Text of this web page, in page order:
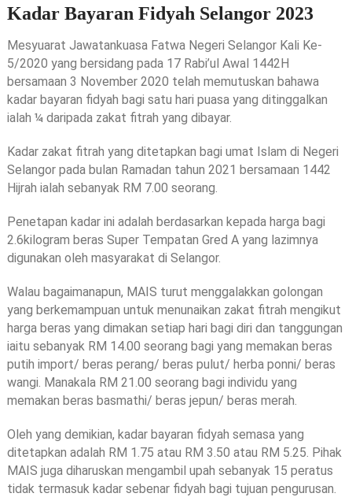
Kadar Bayaran Fidyah Selangor 2023
Mesyuarat Jawatankuasa Fatwa Negeri Selangor Kali Ke-
5/2020 yang bersidang pada 17 Rabi’ul Awal 1442H
bersamaan 3 November 2020 telah memutuskan bahawa
kadar bayaran fidyah bagi satu hari puasa yang ditinggalkan
ialah ¼ daripada zakat fitrah yang dibayar.
Kadar zakat fitrah yang ditetapkan bagi umat Islam di Negeri
Selangor pada bulan Ramadan tahun 2021 bersamaan 1442
Hijrah ialah sebanyak RM 7.00 seorang.
Penetapan kadar ini adalah berdasarkan kepada harga bagi
2.6kilogram beras Super Tempatan Gred A yang lazimnya
digunakan oleh masyarakat di Selangor.
Walau bagaimanapun, MAIS turut menggalakkan golongan
yang berkemampuan untuk menunaikan zakat fitrah mengikut
harga beras yang dimakan setiap hari bagi diri dan tanggungan
iaitu sebanyak RM 14.00 seorang bagi yang memakan beras
putih import/ beras perang/ beras pulut/ herba ponni/ beras
wangi. Manakala RM 21.00 seorang bagi individu yang
memakan beras basmathi/ beras jepun/ beras merah.
Oleh yang demikian, kadar bayaran fidyah semasa yang
ditetapkan adalah RM 1.75 atau RM 3.50 atau RM 5.25. Pihak
MAIS juga diharuskan mengambil upah sebanyak 15 peratus
tidak termasuk kadar sebenar fidyah bagi tujuan pengurusan.